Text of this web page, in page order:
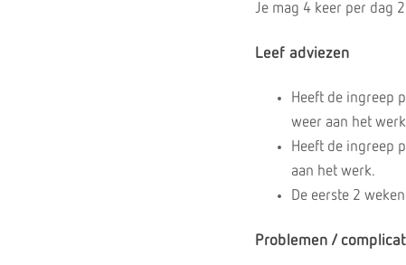
Je mag 4 keer per dag
Leef adviezen
Heeft de ingreep
weer aan het
Heeft de ingreep
aan het werk.
De eerste 2
Problemen /